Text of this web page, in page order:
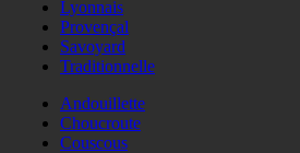
Lyonnais
Provençal
Savoyard
Traditionnelle
Andouillette
Choucroute
Couscous